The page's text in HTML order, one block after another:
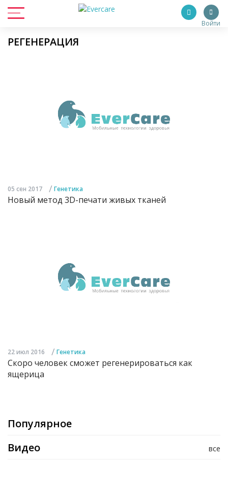
Войти
РЕГЕНЕРАЦИЯ
05 сен 2017 / Генетика
Новый метод 3D-печати живых тканей
22 июл 2016 / Генетика
Скоро человек сможет регенерироваться как
ящерица
Популярное
все
Видео